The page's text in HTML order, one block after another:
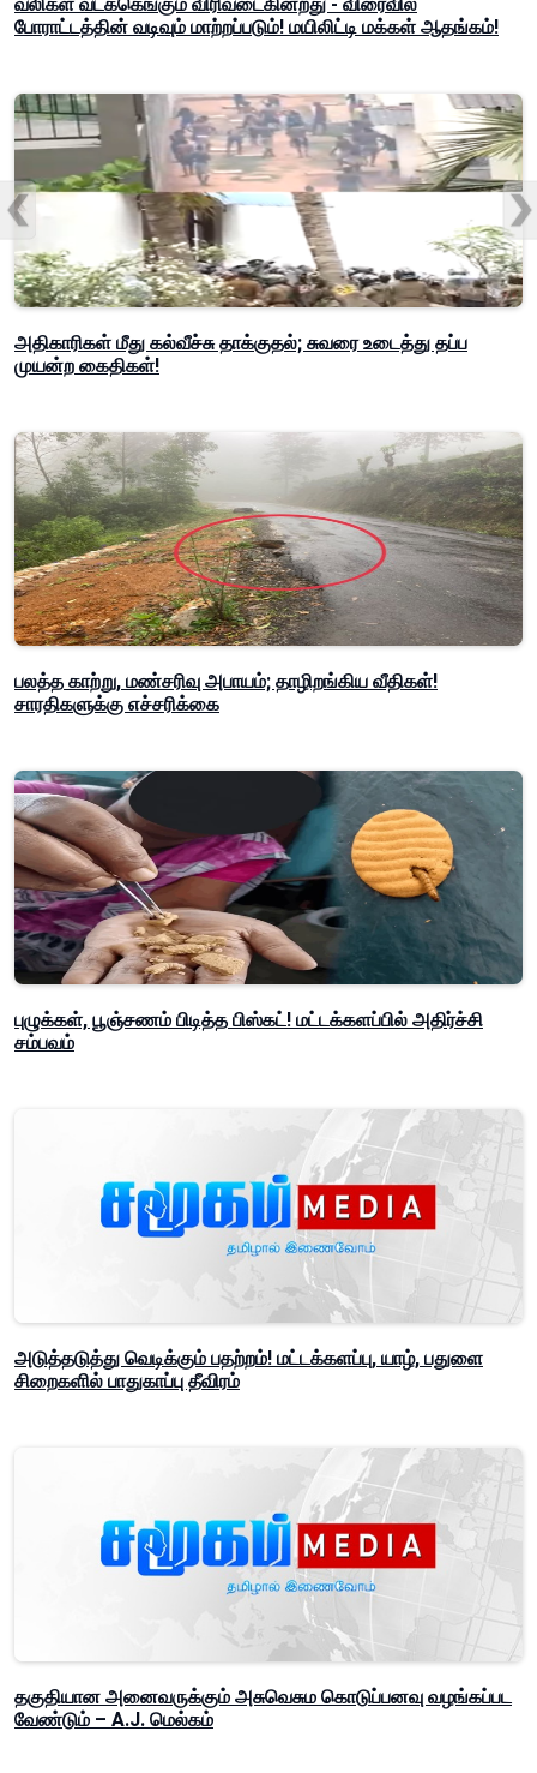
போராட்டத்தின் வடிவும் மாற்றப்படும்! மயிலிட்டி மக்கள் ஆதங்கம்!
அதிகாரிகள் மீது கல்வீச்சு தாக்குதல்; சுவரை உடைத்து தப்ப
முயன்ற கைதிகள்!
பலத்த காற்று, மண்சரிவு அபாயம்; தாழிறங்கிய வீதிகள்!
சாரதிகளுக்கு எச்சரிக்கை
புழுக்கள், பூஞ்சணம் பிடித்த பிஸ்கட்! மட்டக்களப்பில் அதிர்ச்சி
சம்பவம்
அடுத்தடுத்து வெடிக்கும் பதற்றம்! மட்டக்களப்பு, யாழ், பதுளை
சிறைகளில் பாதுகாப்பு தீவிரம்
தகுதியான அனைவருக்கும் அசுவெசும கொடுப்பனவு வழங்கப்பட
வேண்டும் – A.J. மெல்கம்